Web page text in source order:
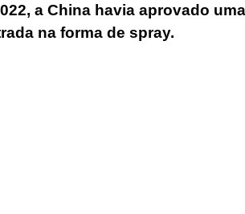
a China havia aprovado
na forma de spray.